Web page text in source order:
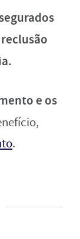
e os
.